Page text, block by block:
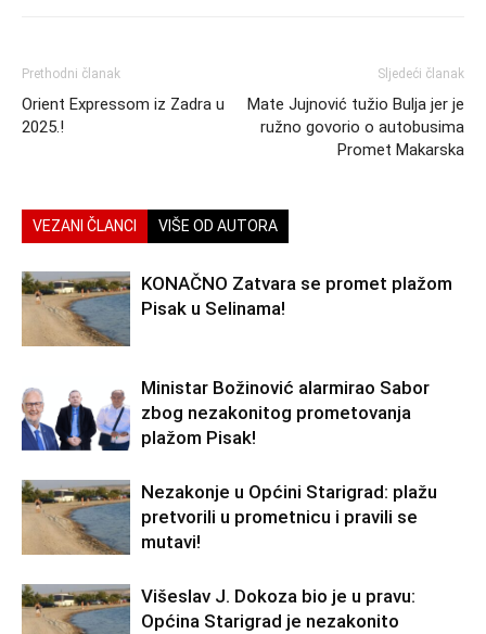
Prethodni članak
Orient Expressom iz Zadra u
2025.!
Sljedeći članak
Mate Jujnović tužio Bulja jer je
ružno govorio o autobusima
Promet Makarska
VEZANI ČLANCI VIŠE OD AUTORA
KONAČNO Zatvara se promet plažom
Pisak u Selinama!
Ministar Božinović alarmirao Sabor
zbog nezakonitog prometovanja
plažom Pisak!
Nezakonje u Općini Starigrad: plažu
pretvorili u prometnicu i pravili se
mutavi!
Višeslav J. Dokoza bio je u pravu:
Općina Starigrad je nezakonito